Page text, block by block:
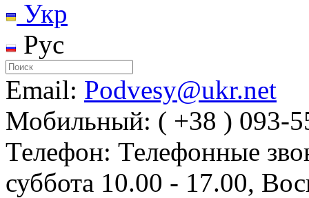
Укр
Рус
Email: Podvesy@ukr.net
Мобильный: ( +38 ) 093-
Телефон: Телефонные
суббота 10.00 - 17.00,